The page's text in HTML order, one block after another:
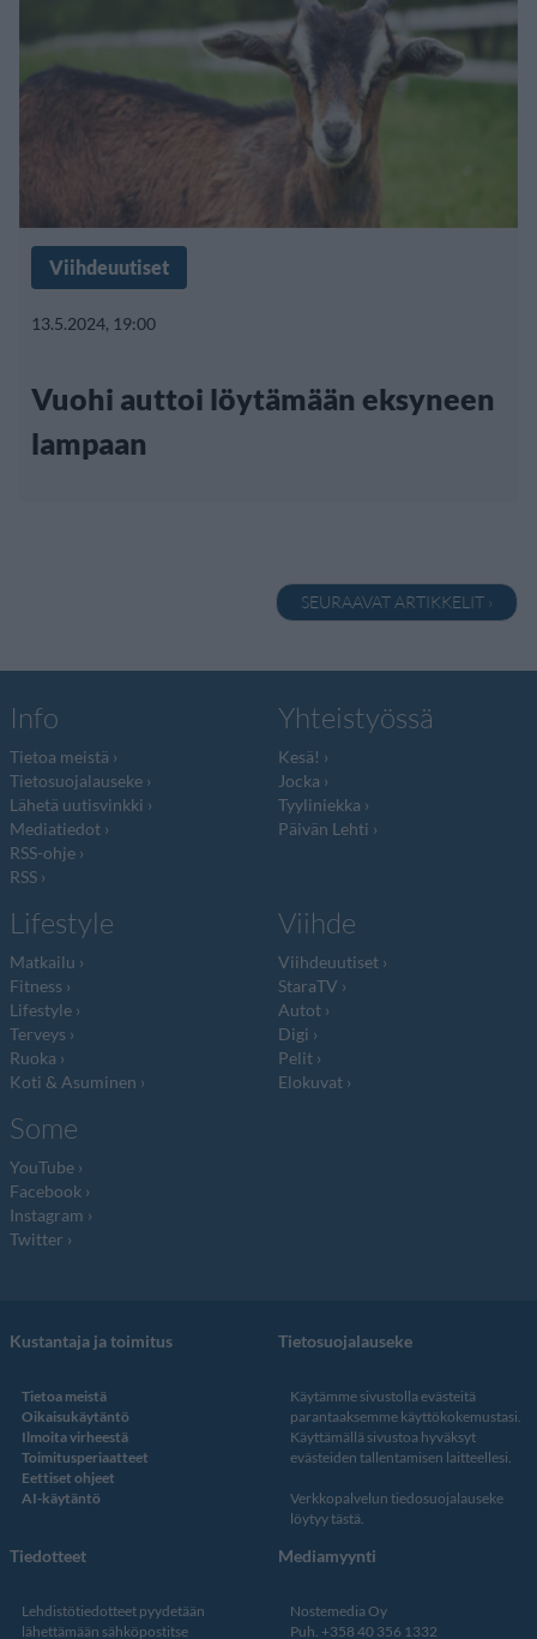
Viihdeuutiset
13.5.2024, 19:00
Vuohi auttoi löytämään eksyneen
lampaan
SEURAAVAT ARTIKKELIT ›
Info
Tietoa meistä
Tietosuojalauseke
Lähetä uutisvinkki
Mediatiedot
RSS-ohje
RSS
Yhteistyössä
Kesä!
Jocka
Tyyliniekka
Päivän Lehti
Lifestyle
Matkailu
Fitness
Lifestyle
Terveys
Ruoka
Koti & Asuminen
Viihde
Viihdeuutiset
StaraTV
Autot
Digi
Pelit
Elokuvat
Some
YouTube
Facebook
Instagram
Twitter
Kustantaja ja toimitus
Tietoa meistä
Oikaisukäytäntö
Ilmoita virheestä
Toimitusperiaatteet
Eettiset ohjeet
AI-käytäntö
Tietosuojalauseke
Käytämme sivustolla evästeitä
parantaaksemme käyttökokemustasi.
Käyttämällä sivustoa hyväksyt
evästeiden tallentamisen laitteellesi.
Verkkopalvelun tiedosuojalauseke
löytyy tästä
Tiedotteet
Lehdistötiedotteet pyydetään
lähettämään sähköpostitse
Mediamyynti
Nostemedia Oy
Puh. +358 40 356 1332